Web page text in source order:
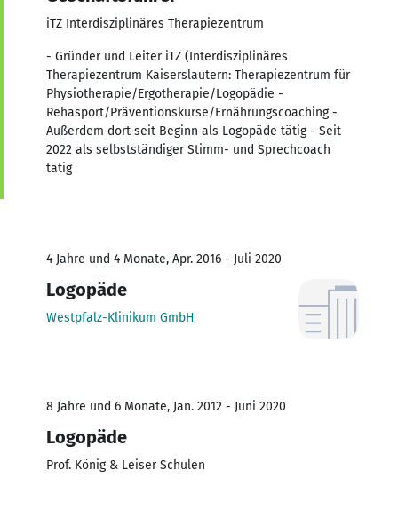
iTZ Interdisziplinäres Therapiezentrum
- Gründer und Leiter iTZ (Interdisziplinäres
Therapiezentrum Kaiserslautern: Therapiezentrum für
Physiotherapie/Ergotherapie/Logopädie -
Rehasport/Präventionskurse/Ernährungscoaching -
Außerdem dort seit Beginn als Logopäde tätig - Seit
2022 als selbstständiger Stimm- und Sprechcoach
tätig
4 Jahre und 4 Monate, Apr. 2016 - Juli 2020
Logopäde
Westpfalz-Klinikum GmbH
8 Jahre und 6 Monate, Jan. 2012 - Juni 2020
Logopäde
Prof. König & Leiser Schulen